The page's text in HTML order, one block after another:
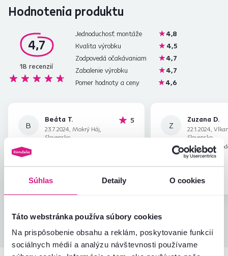
Súhlas Detaily O cookies
Táto webstránka používa súbory cookies
Na prispôsobenie obsahu a reklám, poskytovanie funkcií
sociálnych médií a analýzu návštevnosti používame
Hodnotenia produktu
4,7
18 recenzií
Jednoduchosť montáže
4,8
Kvalita výrobku
4,5
Zodpovedá očakávaniam
4,7
Zabalenie výrobku
4,7
Pomer hodnoty a ceny
4,6
B
Beáta T.
23.7.2024, Mokrý Háj,
Slovensko
5hviezdičiek
Recenzia pre rovnaký model, avšak v inom
prevedení
Overený nákup
Z
Zuzana D.
22.1.2024,
Slovensko
Recenzia pre rovnaký
prevedení.
Overený nákup
Všetky recenzie